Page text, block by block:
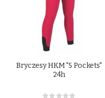
Bryczesy HKM "5 Pockets"
24h